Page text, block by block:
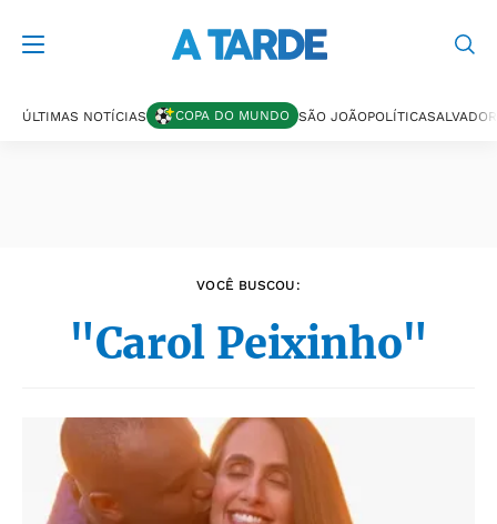
ÚLTIMAS NOTÍCIAS COPA DO MUNDO SÃO JOÃOPOLÍTICASALVADOR
VOCÊ BUSCOU:
"Carol Peixinho"